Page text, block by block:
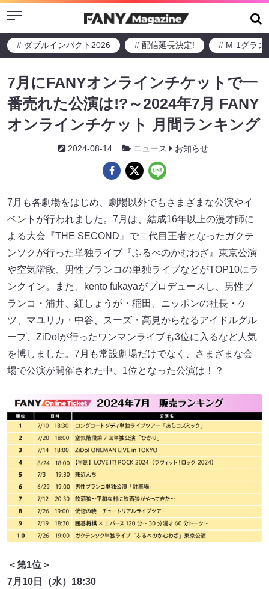
Menu
# ダブルインパクト2026 # 配信延長決定! # M-1グラン
7月にFANYオンラインチケットで一
番売れた公演は!?～2024年7月 FANY
オンラインチケット 月間ランキング
2024-08-14 ニュース お知らせ
7月も各劇場をはじめ、劇場以外でもさまざまな公演やイ
ベントが行われました。7月は、結成16年以上の漫才師に
よる大会『THE SECOND』で二代目王者となったガクテ
ンソクが行った単独ライブ『ふるべのかむわざ』東京公演
や空気階段、男性ブランコの単独ライブなどがTOP10にラ
ンクイン。また、kento fukayaがプロデュースし、男性ブ
ランコ・浦井、紅しょうが・稲田、ニッポンの社長・ケ
ツ、マユリカ・中谷、スーズ・高見からなるアイドルグル
ープ、ZiDolが行ったワンマンライブも3位に入るなど人気
を博しました。7月も常設劇場だけでなく、さまざまな会
場で公演が開催された中、1位となった公演は！？
＜第1位＞
7月10日（水）18:30